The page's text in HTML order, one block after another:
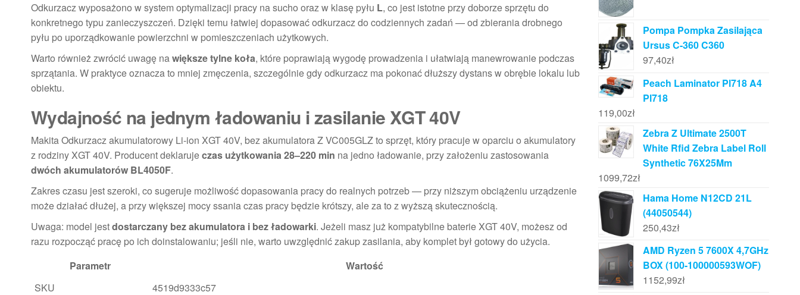
Odkurzacz wyposażono w system optymalizacji pracy na sucho oraz w klasę pyłu L, co jest istotne przy doborze sprzętu do
konkretnego typu zanieczyszczeń. Dzięki temu łatwiej dopasować odkurzacz do codziennych zadań — od zbierania drobnego
pyłu po uporządkowanie powierzchni w pomieszczeniach użytkowych.
Warto również zwrócić uwagę nawiększe tylne koła, które poprawiają wygodę prowadzenia i ułatwiają manewrowanie podczas
sprzątania. W praktyce oznacza to mniej zmęczenia, szczególnie gdy odkurzacz ma pokonać dłuższy dystans w obrębie lokalu lub
obiektu.
Wydajność na jednym ładowaniu i zasilanie XGT 40V
Makita Odkurzacz akumulatorowy Li-ion XGT 40V, bez akumulatora Z VC005GLZ to sprzęt, który pracuje w oparciu o akumulatory
z rodziny XGT 40V. Producent deklarujeczas użytkowania 28–220 min na jedno ładowanie, przy założeniu zastosowania
dwóch akumulatorów BL4050F.
Zakres czasu jest szeroki, co sugeruje możliwość dopasowania pracy do realnych potrzeb — przy niższym obciążeniu urządzenie
może działać dłużej, a przy większej mocy ssania czas pracy będzie krótszy, ale za to z wyższą skutecznością.
Uwaga: model jestdostarczany bez akumulatora i bez ładowarki. Jeżeli masz już kompatybilne baterie XGT 40V, możesz od
razu rozpocząć pracę po ich doinstalowaniu; jeśli nie, warto uwzględnić zakup zasilania, aby komplet był gotowy do użycia.
Parametr
Wartość
SKU
4519d9333c57
Pompa Pompka Zasilająca
Ursus C-360 C360
97,40zł
Peach Laminator Pl718 A4
Pl718
119,00zł
Zebra Z Ultimate 2500T
White Rfid Zebra Label Roll
Synthetic 76X25Mm
1099,72zł
Hama Home N12CD 21L
(44050544)
250,43zł
AMD Ryzen 5 7600X 4,7GHz
BOX (100-100000593WOF)
1152,99zł